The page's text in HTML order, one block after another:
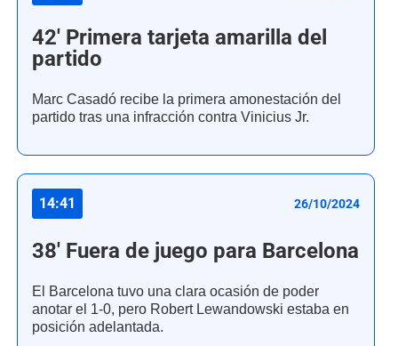
42' Primera tarjeta amarilla del
partido
Marc Casadó recibe la primera amonestación del
partido tras una infracción contra Vinicius Jr.
14:41 26/10/2024
38' Fuera de juego para Barcelona
El Barcelona tuvo una clara ocasión de poder
anotar el 1-0, pero Robert Lewandowski estaba en
posición adelantada.